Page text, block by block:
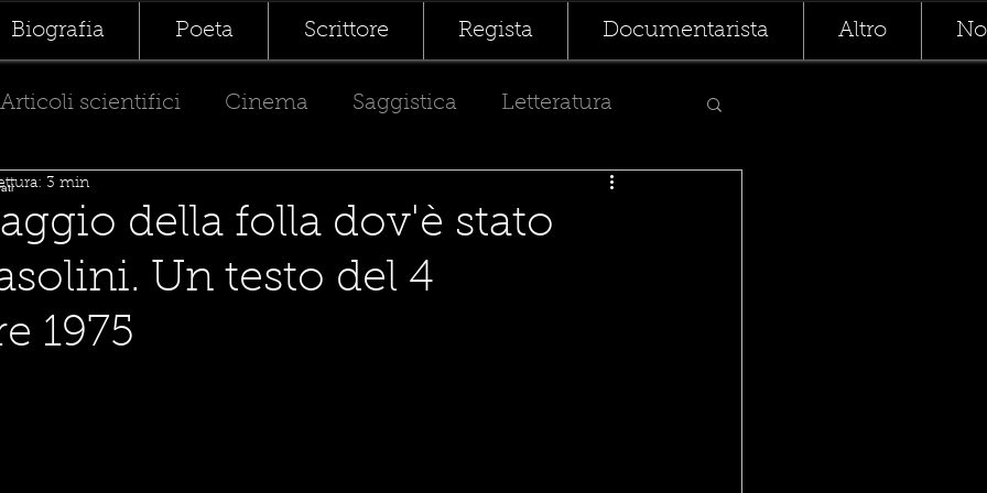
Biografia Poeta Scrittore Regista Documentarista Altro
Articoli scientifici Cinema Saggistica Letteratura
della folla dov'è stato
Un testo del 4
1975
3 min